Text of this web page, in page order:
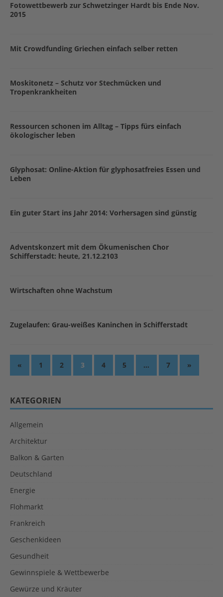
Fotowettbewerb zur Schwetzinger Hardt bis Ende Nov.
2015
Mit Crowdfunding Griechen einfach selber retten
Moskitonetz – Schutz vor Stechmücken und
Tropenkrankheiten
Ressourcen schonen im Alltag – Tipps fürs einfach
ökologischer leben
Glyphosat: Online-Aktion für glyphosatfreies Essen und
Leben
Ein guter Start ins Jahr 2014: Vorhersagen sind günstig
Adventskonzert mit dem Ökumenischen Chor
Schifferstadt: heute, 21.12.2103
Wirtschaften ohne Wachstum
Zugelaufen: Grau-weißes Kaninchen in Schifferstadt
« 1 2 3 4 5 … 7 »
KATEGORIEN
Allgemein
Architektur
Balkon & Garten
Deutschland
Energie
Flohmarkt
Frankreich
Geschenkideen
Gesundheit
Gewinnspiele & Wettbewerbe
Gewürze und Kräuter